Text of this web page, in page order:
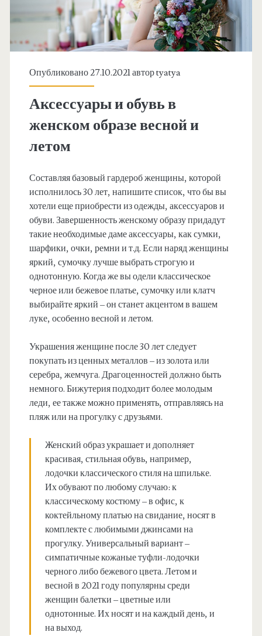
Опубликовано 27.10.2021 авторtyatya
Аксессуары и обувь в
женском образе весной и
летом
Составляя базовый гардероб женщины, которой
исполнилось 30 лет, напишите список, что бы вы
хотели еще приобрести из одежды, аксессуаров и
обуви. Завершенность женскому образу придадут
такие необходимые даме аксессуары, как сумки,
шарфики, очки, ремни и т.д. Если наряд женщины
яркий, сумочку лучше выбрать строгую и
однотонную. Когда же вы одели классическое
черное или бежевое платье, сумочку или клатч
выбирайте яркий – он станет акцентом в вашем
луке, особенно весной и летом.
Украшения женщине после 30 лет следует
покупать из ценных металлов – из золота или
серебра, жемчуга. Драгоценностей должно быть
немного. Бижутерия подходит более молодым
леди, ее также можно применять, отправляясь на
пляж или на прогулку с друзьями.
Женский образ украшает и дополняет
красивая, стильная обувь, например,
лодочки классического стиля на шпильке.
Их обувают по любому случаю: к
классическому костюму – в офис, к
коктейльному платью на свидание, носят в
комплекте с любимыми джинсами на
прогулку. Универсальный вариант –
симпатичные кожаные туфли-лодочки
черного либо бежевого цвета. Летом и
весной в 2021 году популярны среди
женщин балетки – цветные или
однотонные. Их носят и на каждый день, и
на выход.